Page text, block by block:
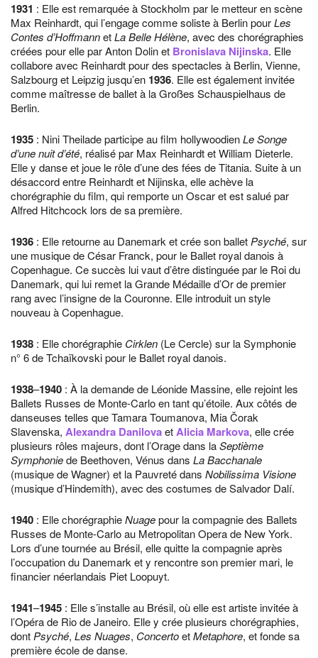
1931 : Elle est remarquée à Stockholm par le metteur en scène
Max Reinhardt, qui l’engage comme soliste à Berlin pourLes
Contes d’HoffmannetLa Belle Hélène, avec des chorégraphies
créées pour elle par Anton Dolin et Bronislava Nijinska. Elle
collabore avec Reinhardt pour des spectacles à Berlin, Vienne,
Salzbourg et Leipzig jusqu’en 1936. Elle est également invitée
comme maîtresse de ballet à la Großes Schauspielhaus de
Berlin.
1935 : Nini Theilade participe au film hollywoodienLe Songe
d’une nuit d’été, réalisé par Max Reinhardt et William Dieterle.
Elle y danse et joue le rôle d’une des fées de Titania. Suite à un
désaccord entre Reinhardt et Nijinska, elle achève la
chorégraphie du film, qui remporte un Oscar et est salué par
Alfred Hitchcock lors de sa première.
1936 : Elle retourne au Danemark et crée son ballet Psyché, sur
une musique de César Franck, pour le Ballet royal danois à
Copenhague. Ce succès lui vaut d’être distinguée par le Roi du
Danemark, qui lui remet la Grande Médaille d’Or de premier
rang avec l’insigne de la Couronne. Elle introduit un style
nouveau à Copenhague.
1938 : Elle chorégraphie Cirklen (Le Cercle) sur la Symphonie
n° 6 de Tchaïkovski pour le Ballet royal danois.
1938–1940 : À la demande de Léonide Massine, elle rejoint les
Ballets Russes de Monte-Carlo en tant qu’étoile. Aux côtés de
danseuses telles que Tamara Toumanova, Mia Čorak
Slavenska, Alexandra DanilovaetAlicia Markova, elle crée
plusieurs rôles majeurs, dont l’Orage dans laSeptième
Symphoniede Beethoven, Vénus dans La Bacchanale
(musique de Wagner) et la Pauvreté dans Nobilissima Visione
(musique d’Hindemith), avec des costumes de Salvador Dalí.
1940 : Elle chorégraphieNuagepour la compagnie des Ballets
Russes de Monte-Carlo au Metropolitan Opera de New York.
Lors d’une tournée au Brésil, elle quitte la compagnie après
l’occupation du Danemark et y rencontre son premier mari, le
financier néerlandais Piet Loopuyt.
1941–1945 : Elle s’installe au Brésil, où elle est artiste invitée à
l’Opéra de Rio de Janeiro. Elle y crée plusieurs chorégraphies,
dont Psyché, Les Nuages, ConcertoetMetaphore, et fonde sa
première école de danse.